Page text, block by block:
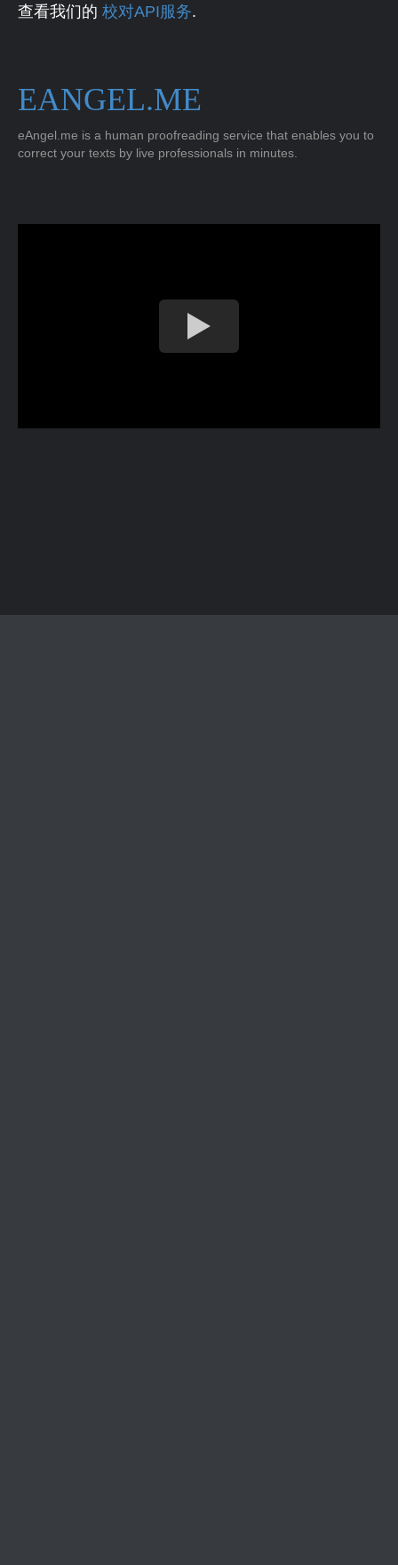
查看我们的 校对API服务.
EANGEL.ME
eAngel.me is a human proofreading service that enables you to
correct your texts by live professionals in minutes.